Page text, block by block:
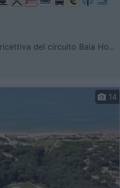
del circuito Baia Ho...
14